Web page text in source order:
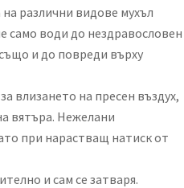
различни видове мухъл
само води до нездравословен
и до повреди върху
влизането на пресен въздух,
вятъра. Нежелани
при нарастващ натиск от
и сам се затваря.